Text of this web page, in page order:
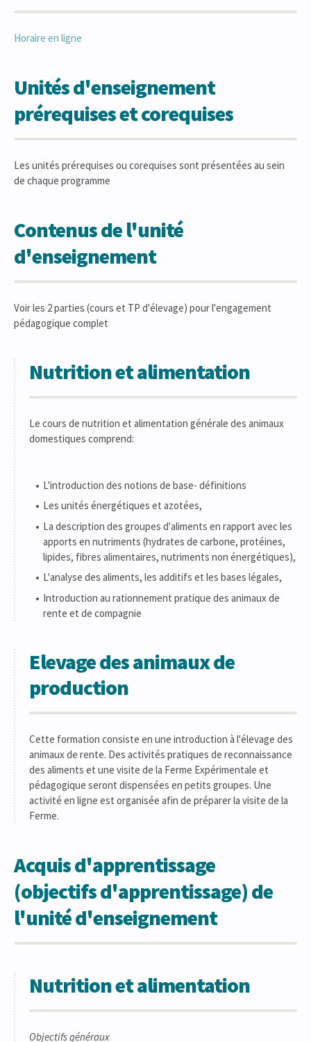
Horaire en ligne
Unités d'enseignement
prérequises et corequises
Les unités prérequises ou corequises sont présentées au sein
de chaque programme
Contenus de l'unité
d'enseignement
Voir les 2 parties (cours et TP d'élevage) pour l'engagement
pédagogique complet
Nutrition et alimentation
Le cours de nutrition et alimentation générale des animaux
domestiques comprend:
L'introduction des notions de base- définitions
Les unités énergétiques et azotées,
La description des groupes d'aliments en rapport avec les
apports en nutriments (hydrates de carbone, protéines,
lipides, fibres alimentaires, nutriments non énergétiques),
L'analyse des aliments, les additifs et les bases légales,
Introduction au rationnement pratique des animaux de
rente et de compagnie
Elevage des animaux de
production
Cette formation consiste en une introduction à l'élevage des
animaux de rente. Des activités pratiques de reconnaissance
des aliments et une visite de la Ferme Expérimentale et
pédagogique seront dispensées en petits groupes. Une
activité en ligne est organisée afin de préparer la visite de la
Ferme.
Acquis d'apprentissage
(objectifs d'apprentissage) de
l'unité d'enseignement
Nutrition et alimentation
Objectifs généraux